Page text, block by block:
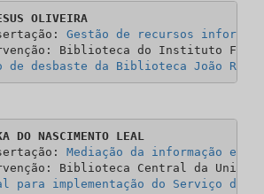
OLIVEIRA
Gestão de recursos
Biblioteca do Instituto
de desbaste da Biblioteca João
DO NASCIMENTO LEAL
Mediação da informação e
Biblioteca Central da
para implementação do Serviço